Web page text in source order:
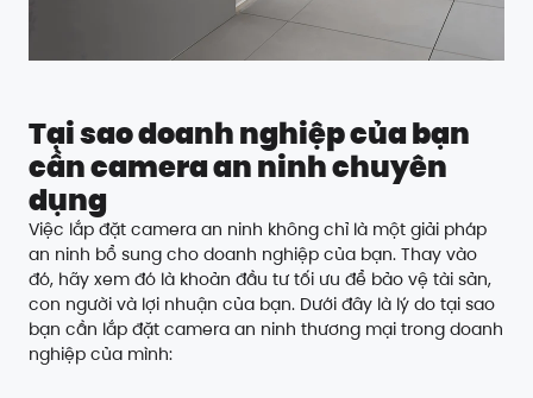
Tại sao doanh nghiệp của bạn
cần camera an ninh chuyên
dụng
Việc lắp đặt camera an ninh không chỉ là một giải pháp
an ninh bổ sung cho doanh nghiệp của bạn. Thay vào
đó, hãy xem đó là khoản đầu tư tối ưu để bảo vệ tài sản,
con người và lợi nhuận của bạn. Dưới đây là lý do tại sao
bạn cần lắp đặt camera an ninh thương mại trong doanh
nghiệp của mình: